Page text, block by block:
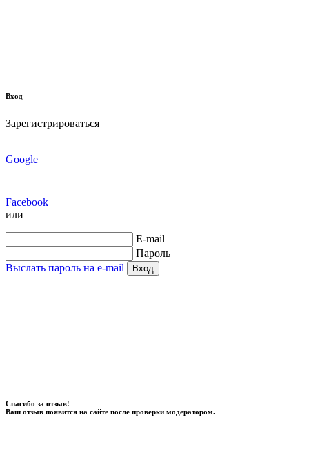
Вход
Зарегистрироваться
Google
Facebook
или
E-mail
Пароль
Выслать пароль на e-mail
Вход
Спасибо за отзыв!
Ваш отзыв появится на сайте после проверки модератором.